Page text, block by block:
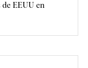
de EEUU en